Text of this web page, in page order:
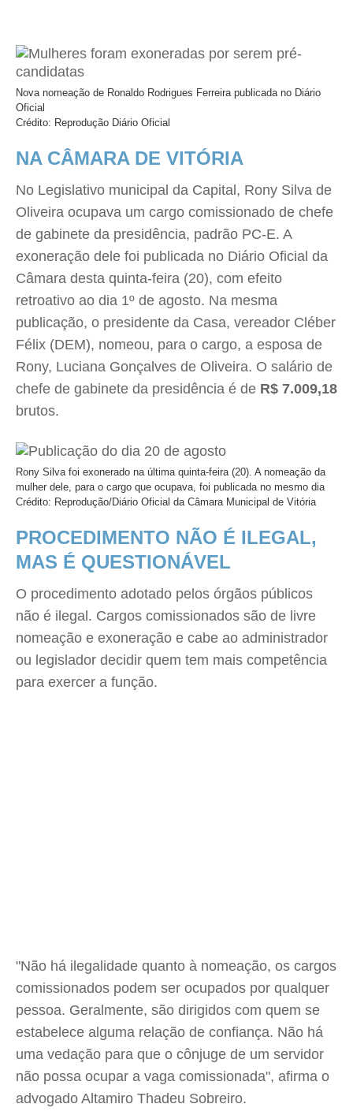
Nova nomeação de Ronaldo Rodrigues Ferreira publicada no Diário
Oficial
Crédito: Reprodução Diário Oficial
NA CÂMARA DE VITÓRIA
No Legislativo municipal da Capital, Rony Silva de
Oliveira ocupava um cargo comissionado de chefe
de gabinete da presidência, padrão PC-E. A
exoneração dele foi publicada no Diário Oficial da
Câmara desta quinta-feira (20), com efeito
retroativo ao dia 1º de agosto. Na mesma
publicação, o presidente da Casa, vereador Cléber
Félix (DEM), nomeou, para o cargo, a esposa de
Rony, Luciana Gonçalves de Oliveira. O salário de
chefe de gabinete da presidência é de R$ 7.009,18
brutos.
Rony Silva foi exonerado na última quinta-feira (20). A nomeação da
mulher dele, para o cargo que ocupava, foi publicada no mesmo dia
Crédito: Reprodução/Diário Oficial da Câmara Municipal de Vitória
PROCEDIMENTO NÃO É ILEGAL,
MAS É QUESTIONÁVEL
O procedimento adotado pelos órgãos públicos
não é ilegal. Cargos comissionados são de livre
nomeação e exoneração e cabe ao administrador
ou legislador decidir quem tem mais competência
para exercer a função.
"Não há ilegalidade quanto à nomeação, os cargos
comissionados podem ser ocupados por qualquer
pessoa. Geralmente, são dirigidos com quem se
estabelece alguma relação de confiança. Não há
uma vedação para que o cônjuge de um servidor
não possa ocupar a vaga comissionada", afirma o
advogado Altamiro Thadeu Sobreiro.